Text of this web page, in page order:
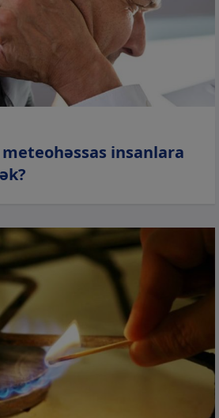
meteohəssas insanlara